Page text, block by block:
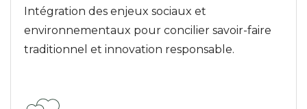
Intégration des enjeux sociaux et
environnementaux pour concilier savoir-faire
traditionnel et innovation responsable.